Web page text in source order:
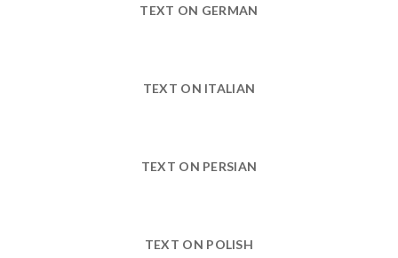
TEXT ON GERMAN
TEXT ON ITALIAN
TEXT ON PERSIAN
TEXT ON POLISH